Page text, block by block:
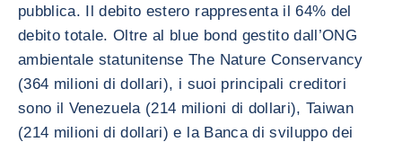
pubblica. Il debito estero rappresenta il 64% del
debito totale. Oltre al blue bond gestito dall’ONG
ambientale statunitense The Nature Conservancy
(364 milioni di dollari), i suoi principali creditori
sono il Venezuela (214 milioni di dollari), Taiwan
(214 milioni di dollari) e la Banca di sviluppo dei